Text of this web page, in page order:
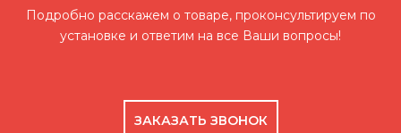
Подробно расскажем о товаре, проконсультируем по
установке и ответим на все Ваши вопросы!
ЗАКАЗАТЬ ЗВОНОК